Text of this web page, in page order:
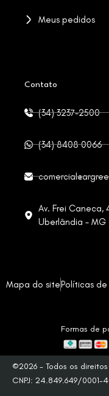
Meus pedidos
Contato
(34) 3237-2500
(34) 8408 0066
Av. Frei Caneca,
Uberlândia - MG
Mapa do sitePolíticas
©2026 - Todos os direitos
CNPJ: 24.849.649/0001-